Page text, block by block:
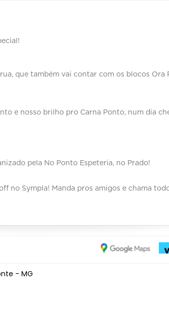
que também vai contar com os blocos Ora
e nosso brilho pro Carna Ponto, num dia
pela No Ponto Espeteria, no Prado!
no Sympla! Manda pros amigos e chama
- MG